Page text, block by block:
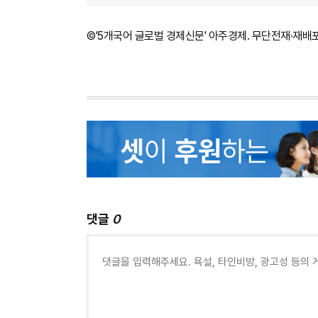
©'5개국어 글로벌 경제신문' 아주경제. 무단전재·재배
댓글 0